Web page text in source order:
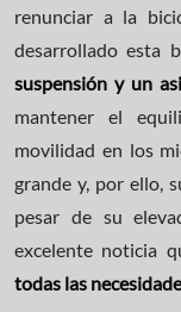
renunciar a la
desarrollado esta
suspensión y un
mantener el
movilidad en los
grande y, por ello,
pesar de su
excelente noticia
todas las